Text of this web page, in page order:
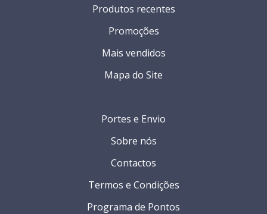
Portes e Envio
Sobre nós
Contactos
Termos e Condições
Programa de Pontos
Produtos recentes
Promoções
Mais vendidos
Mapa do Site